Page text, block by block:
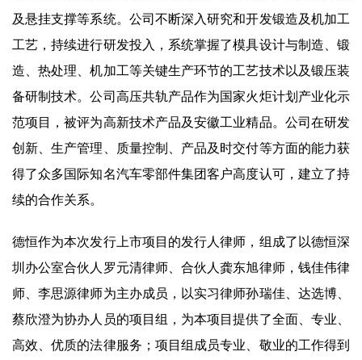
及悬挂支撑等系统。公司不断深入研究和开发锻造及机加工
工艺，持续进行研发投入，系统掌握了模具设计与制造、锻
造、热处理、机加工等关键生产环节的工艺技术以及锻压装
备研制技术。公司高压共轨产品作为国家火炬计划产业化示
范项目，被评为高新技术产品及安徽工业精品。公司在研发
创新、生产管理、质量控制、产品及时交付等方面的能力获
得了众多国际知名汽车零部件集团客户高度认可，建立了持
续的合作关系。
德恒作为本次发行上市项目的发行人律师，组成了以德恒深
圳办公室合伙人罗元清律师、合伙人龚东旭律师，钱佳伟律
师、李思源律师为主办成员，以实习律师孙瑞佳、达选博、
蔡欣澄为协办人员的项目组，为本项目提供了全面、专业、
高效、优质的法律服务；项目组成员专业、敬业的工作得到